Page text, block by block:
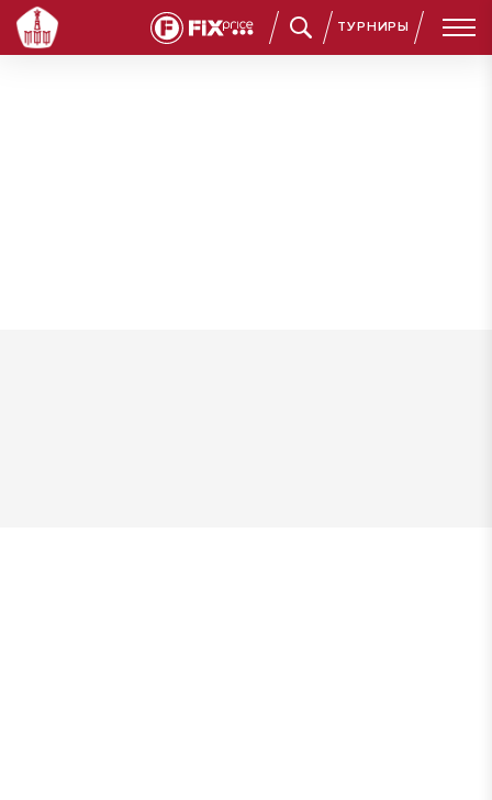
ТУРНИРЫ